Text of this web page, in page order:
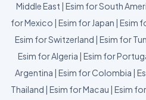
Middle East | Esim for South
for Mexico | Esim for Japan | Esim
Esim for Switzerland | Esim for
Esim for Algeria | Esim for
Argentina | Esim for Colombia |
Thailand | Esim for Macau | Esim